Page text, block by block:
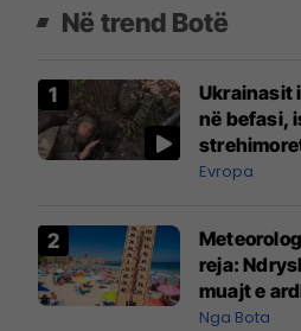
Në trend Botë
Ukrainasit
në befasi,
Evropa
reja:
muajt e
pazakontë
Nga Bota